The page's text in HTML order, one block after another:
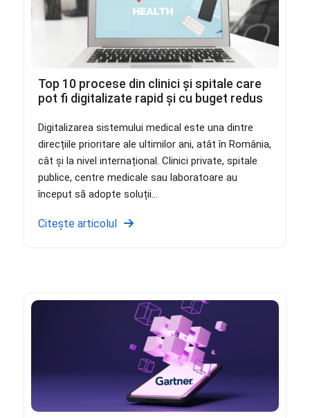
Top 10 procese din clinici și spitale care
pot fi digitalizate rapid și cu buget redus
Digitalizarea sistemului medical este una dintre
direcțiile prioritare ale ultimilor ani, atât în România,
cât și la nivel internațional. Clinici private, spitale
publice, centre medicale sau laboratoare au
început să adopte soluții...
Citește articolul